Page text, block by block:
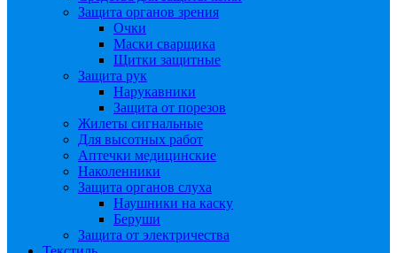
Защита органов зрения
Очки
Маски сварщика
Щитки защитные
Защита рук
Нарукавники
Защита от порезов
Жилеты сигнальные
Для высотных работ
Аптечки медицинские
Наколенники
Защита органов слуха
Наушники на каску
Беруши
Защита от электричества